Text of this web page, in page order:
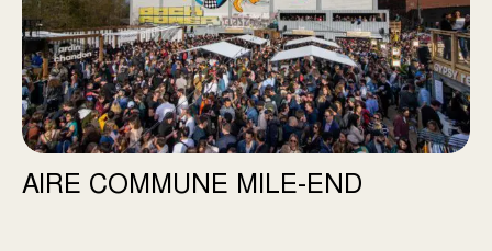
AIRE COMMUNE MILE-END